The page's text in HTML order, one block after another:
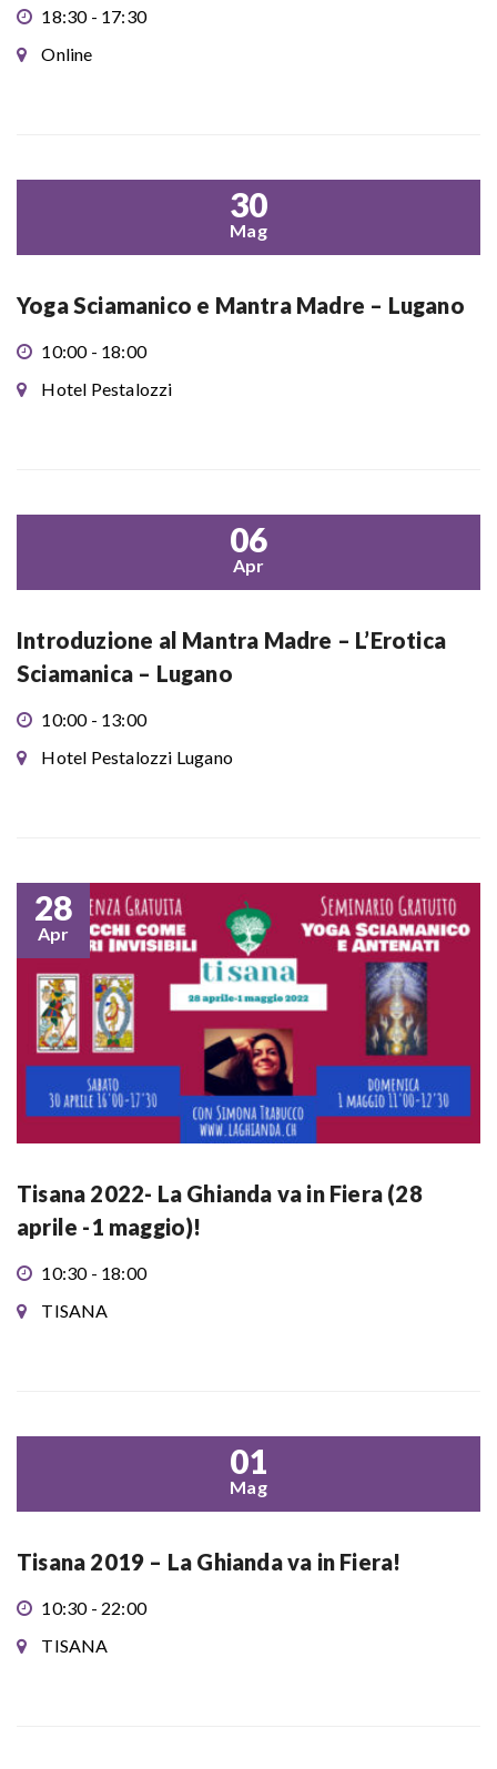
18:30 - 17:30
Online
30
Mag
Yoga Sciamanico e Mantra Madre – Lugano
10:00 - 18:00
Hotel Pestalozzi
06
Apr
Introduzione al Mantra Madre – L’Erotica
Sciamanica – Lugano
10:00 - 13:00
Hotel Pestalozzi Lugano
28
Apr
Tisana 2022- La Ghianda va in Fiera (28
aprile -1 maggio)!
10:30 - 18:00
TISANA
01
Mag
Tisana 2019 – La Ghianda va in Fiera!
10:30 - 22:00
TISANA